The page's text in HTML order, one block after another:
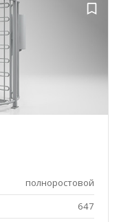
полноростовой
647